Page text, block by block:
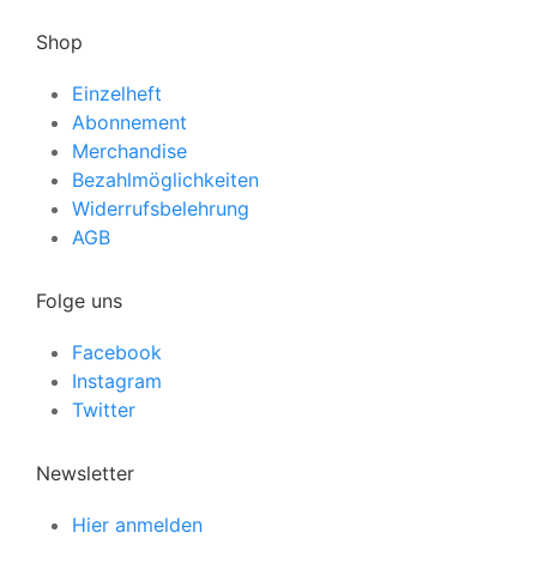
Shop
Einzelheft
Abonnement
Merchandise
Bezahlmöglichkeiten
Widerrufsbelehrung
AGB
Folge uns
Facebook
Instagram
Twitter
Newsletter
Hier anmelden